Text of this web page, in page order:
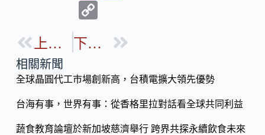
b
o
k
p
Li
n
k
上一篇 下一篇
相關新聞
全球晶圓代工市場創新高，台積電擴大領先優勢
台海有事，世界有事：從香格里拉對話看全球共同利益
蔬食教育論壇於新加坡慈濟舉行 跨界共探永續飲食未來